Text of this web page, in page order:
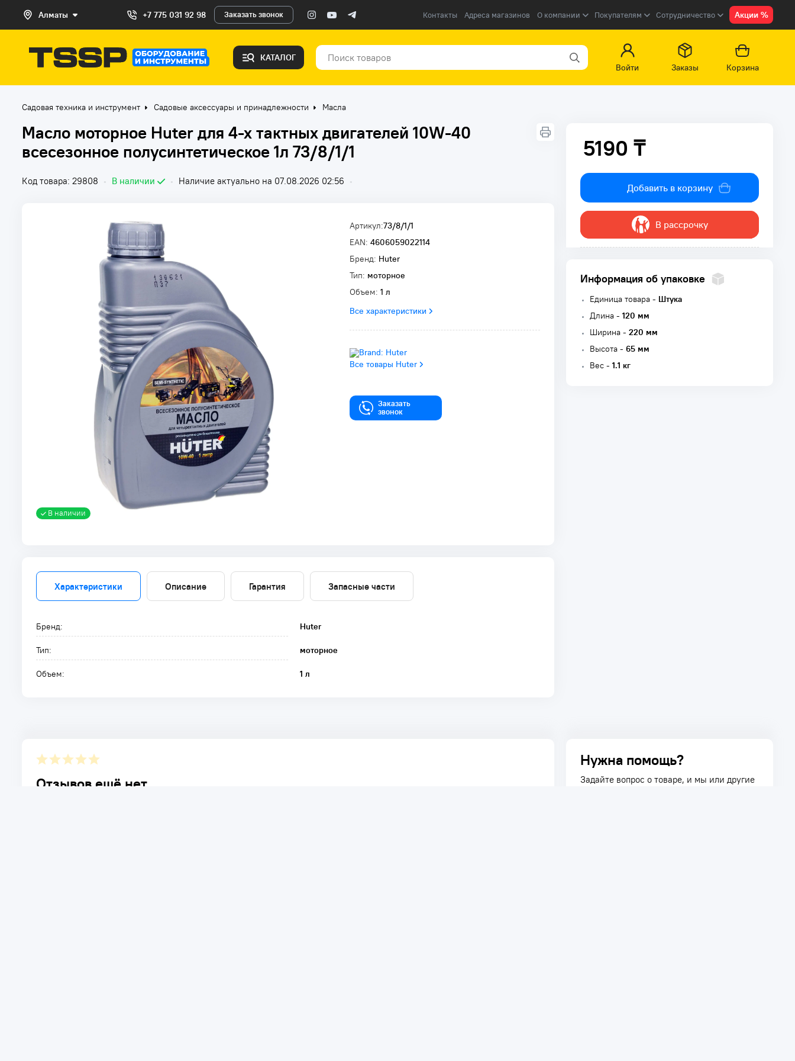
Алматы +7 775 031 92 98 Заказать звонок Контакты Адреса магазинов О компании Покупателям Сотрудничество Акции %
КАТАЛОГ
Войти
Заказы Корзина
Садовая техника и инструмент Садовые аксессуары и принадлежности Масла
Масло моторное Huter для 4-х тактных двигателей 10W-40
всесезонное полусинтетическое 1л 73/8/1/1
Код товара: 29808 • В наличии • Наличие актуально на 07.08.2026 02:56 •
В наличии
Артикул:73/8/1/1
EAN: 4606059022114
Бренд: Huter
Тип: моторное
Объем: 1 л
Все характеристики
Все товары Huter
Заказать
звонок
5190 ₸
5190 ₸
Добавить в корзину
В рассрочку
Информация об упаковке
Единица товара - Штука
Длина - 120 мм
Ширина - 220 мм
Высота - 65 мм
Вес - 1.1 кг
Характеристики Описание Гарантия Запасные части
Бренд: Huter
Тип: моторное
Объем: 1 л
Отзывов ещё нет.
Нужна помощь?
Задайте вопрос о товаре, и мы или другие